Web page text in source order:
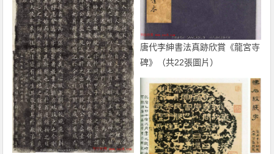
唐代李紳書法真跡欣賞《龍宮寺
碑》（共22張圖片）